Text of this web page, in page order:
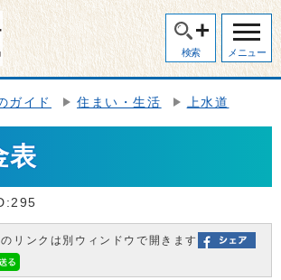
検索 メニュー
ガイド 住まい・生活 上水道
表
リンクは別ウィンドウで開きます